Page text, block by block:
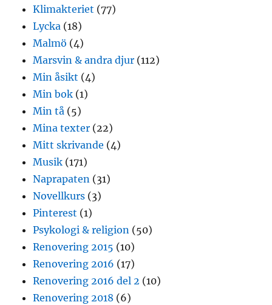
Klimakteriet (77)
Lycka (18)
Malmö (4)
Marsvin & andra djur (112)
Min åsikt (4)
Min bok (1)
Min tå (5)
Mina texter (22)
Mitt skrivande (4)
Musik (171)
Naprapaten (31)
Novellkurs (3)
Pinterest (1)
Psykologi & religion (50)
Renovering 2015 (10)
Renovering 2016 (17)
Renovering 2016 del 2 (10)
Renovering 2018 (6)